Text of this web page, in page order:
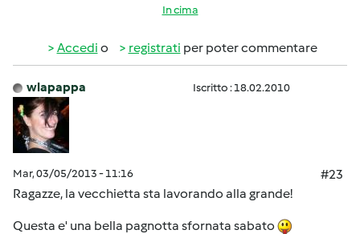
In cima
Accedi o registrati per poter commentare
wlapappa Iscritto : 18.02.2010
Mar, 03/05/2013 - 11:16
#23
Ragazze, la vecchietta sta lavorando alla grande!
Questa e' una bella pagnotta sfornata sabato